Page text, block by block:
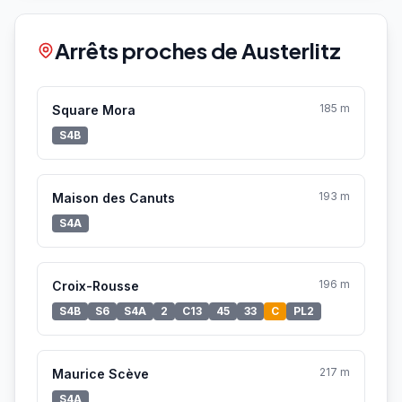
Arrêts proches de Austerlitz
Square Mora
185 m
S4B
Maison des Canuts
193 m
S4A
Croix-Rousse
196 m
S4B
S6 S4A 2 C13 45 33 C PL2
Maurice Scève
217 m
S4A